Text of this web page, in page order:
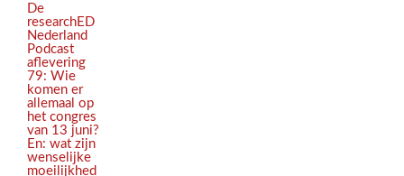
De
researchED
Nederland
Podcast
aflevering
79: Wie
komen er
allemaal op
het congres
van 13 juni?
En: wat zijn
wenselijke
moeilijkhed